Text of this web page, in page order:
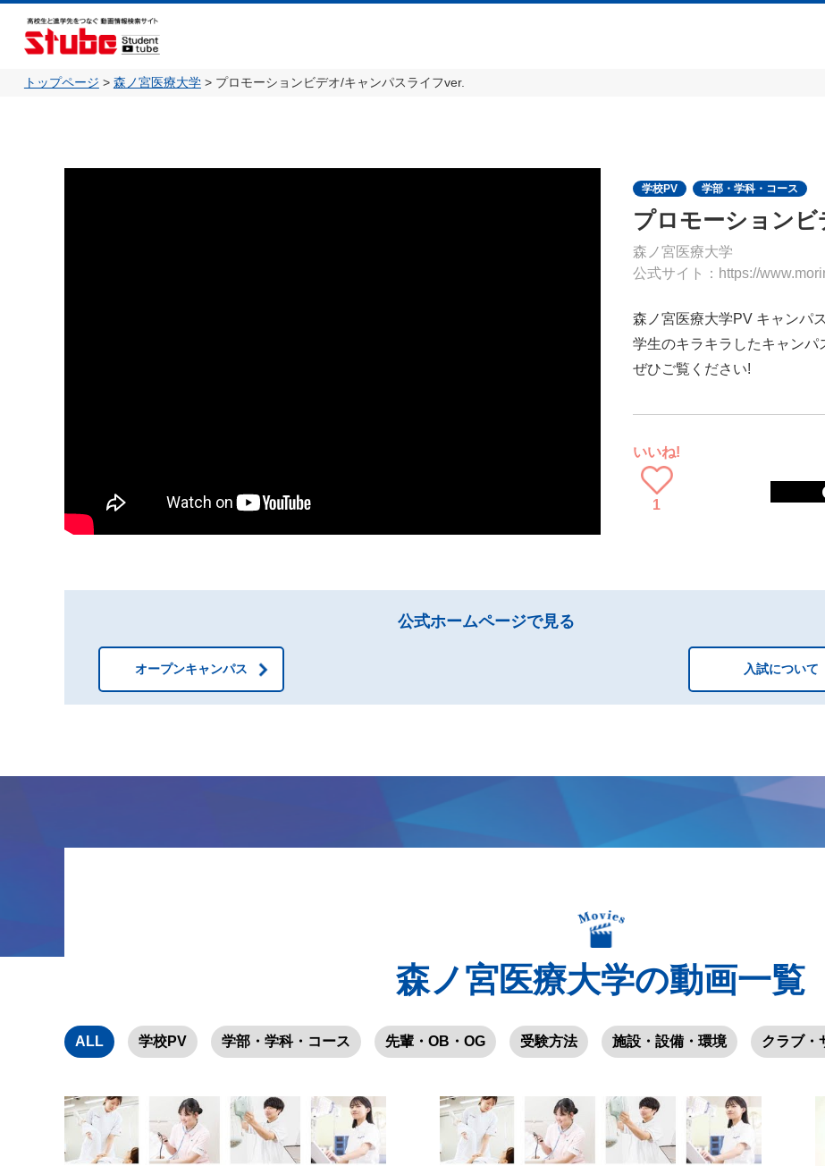
トップページ > 森ノ宮医療大学> プロモーションビデオ/キャンパスライフver.
学校PV 学部・学科・コース
プロモーション
森ノ宮医療大学
公式サイト：https://
森ノ宮医療大学PV キャンパ
学生のキラキラしたキャンパ
ぜひご覧ください!
いいね!
1
公式ホームページで見る
オープンキャンパス 入試について
森ノ宮医療大学の動画一覧
ALL 学校PV 学部・学科・コース 先輩・OB・OG 受験方法 施設・設備・環境 クラブ・